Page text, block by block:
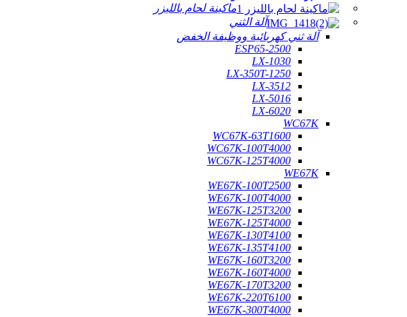
ماكينة لحام بالليزر
آلة الثني
آلة ثني كهربائية ووظيفة الخفض
ESP65-2500
LX-1030
LX-350T-1250
LX-3512
LX-5016
LX-6020
WC67K
WC67K-63T1600
WC67K-100T4000
WC67K-125T4000
WE67K
WE67K-100T2500
WE67K-100T4000
WE67K-125T3200
WE67K-125T4000
WE67K-130T4100
WE67K-135T4100
WE67K-160T3200
WE67K-160T4000
WE67K-170T3200
WE67K-220T6100
WE67K-300T4000